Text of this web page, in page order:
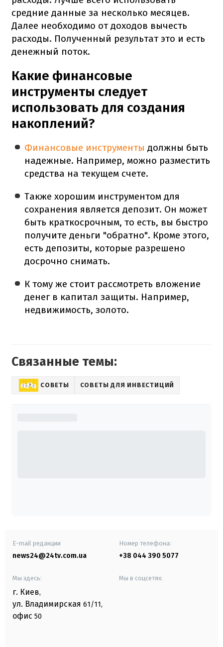
средние данные за несколько месяцев.
Далее необходимо от доходов вычесть
расходы. Полученный результат это и есть
денежный поток.
Какие финансовые
инструменты следует
использовать для создания
накоплений?
Финансовые инструментыдолжны быть
надежные. Например, можно разместить
средства на текущем счете.
Также хорошим инструментом для
сохранения является депозит. Он может
быть краткосрочным, то есть, вы быстро
получите деньги "обратно". Кроме этого,
есть депозиты, которые разрешено
досрочно снимать.
К тому же стоит рассмотреть вложение
денег в капитал защиты. Например,
недвижимость, золото.
Связанные темы:
СОВЕТЫ СОВЕТЫ ДЛЯ ИНВЕСТИЦИЙ
E-mail редакции
news24@24tv.com.ua
Номер телефона:
+38 044 390 5077
Мы здесь:
г. Киев,
ул. Владимирская 61/11,
офис 50
Мы в соцсетях: